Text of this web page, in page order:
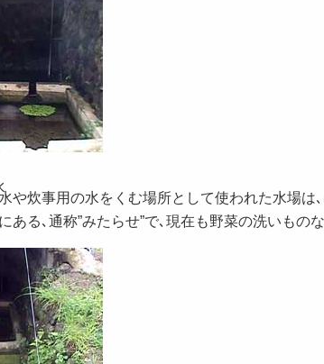
や炊事用の水をくむ場所として使われた水場
ある､通称”みたらせ”で､現在も野菜の洗いもの